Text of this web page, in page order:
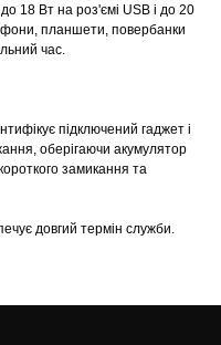
18 Вт на роз'ємі USB і до 20
планшети, повербанки
час.
підключений гаджет і
оберігаючи акумулятор
замикання та
довгий термін служби.